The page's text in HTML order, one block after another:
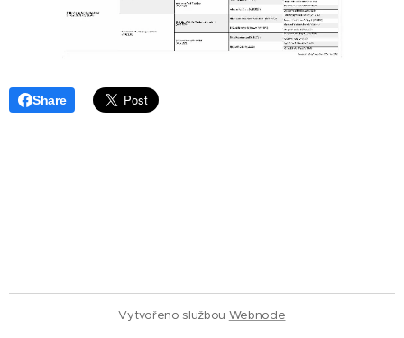
Share
Vytvořeno službou Webnode